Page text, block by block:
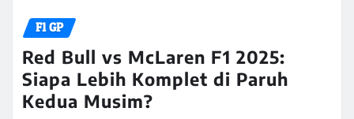
F1 GP
Red Bull vs McLaren F1 2025:
Siapa Lebih Komplet di Paruh
Kedua Musim?